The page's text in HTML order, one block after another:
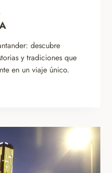
descubre
y tradiciones que
en un viaje único.